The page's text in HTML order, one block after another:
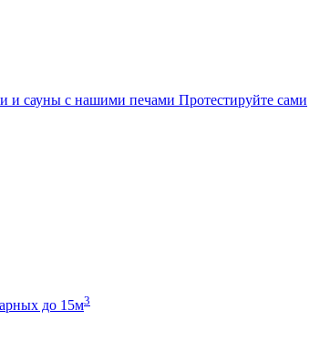
и сауны с нашими печами Протестируйте сами
до 15м3